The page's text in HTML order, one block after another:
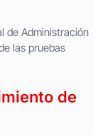
de Administración
las pruebas
de